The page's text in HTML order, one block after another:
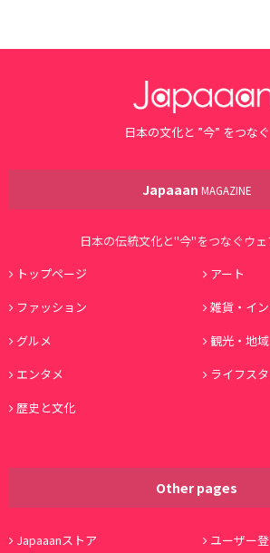
日本の文化と ”今” をつなぐ
Japaaan MAGAZINE
日本の伝統文化と"今"をつなぐウ
トップページ
アート
ファッション
雑貨・イ
グルメ
観光・地域
エンタメ
ライフス
歴史と文化
Other pages
Japaaanストア ユーザー